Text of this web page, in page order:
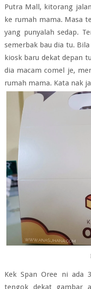
Putra Mall, kitorang
ke rumah mama. Masa
yang punyalah sedap.
semerbak bau dia tu.
kiosk baru dekat depan
dia macam comel je,
rumah mama. Kata nak
Kek Span Oree ni ada
tengok dekat gambar